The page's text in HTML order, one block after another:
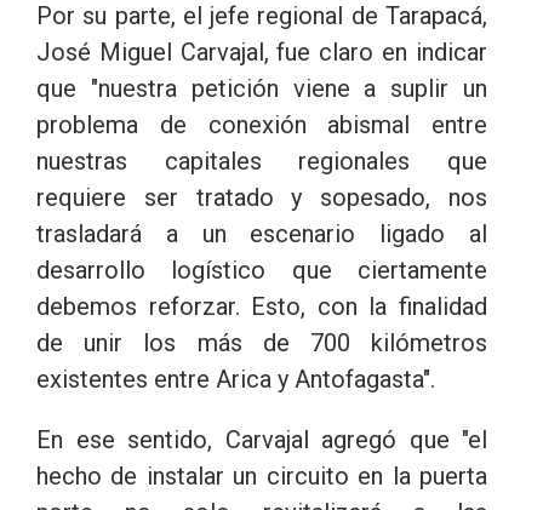
Por su parte, el jefe regional de Tarapacá,
José Miguel Carvajal, fue claro en indicar
que "nuestra petición viene a suplir un
problema de conexión abismal entre
nuestras capitales regionales que
requiere ser tratado y sopesado, nos
trasladará a un escenario ligado al
desarrollo logístico que ciertamente
debemos reforzar. Esto, con la finalidad
de unir los más de 700 kilómetros
existentes entre Arica y Antofagasta".
En ese sentido, Carvajal agregó que "el
hecho de instalar un circuito en la puerta